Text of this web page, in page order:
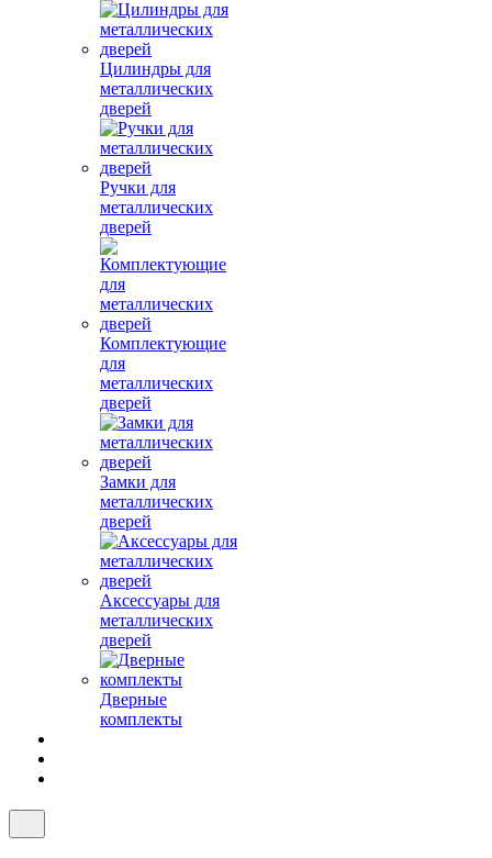
Цилиндры для
металлических
дверей
Ручки для
металлических
дверей
Комплектующие
для
металлических
дверей
Замки для
металлических
дверей
Аксессуары для
металлических
дверей
Дверные
комплекты